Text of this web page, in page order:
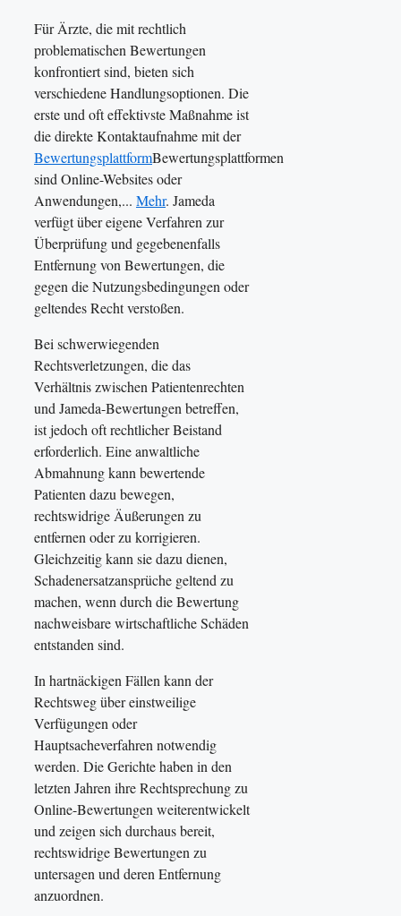
Für Ärzte, die mit rechtlich
problematischen Bewertungen
konfrontiert sind, bieten sich
verschiedene Handlungsoptionen. Die
erste und oft effektivste Maßnahme ist
die direkte Kontaktaufnahme mit der
BewertungsplattformBewertungsplattformen
sind Online-Websites oder
Anwendungen,... Mehr. Jameda
verfügt über eigene Verfahren zur
Überprüfung und gegebenenfalls
Entfernung von Bewertungen, die
gegen die Nutzungsbedingungen oder
geltendes Recht verstoßen.
Bei schwerwiegenden
Rechtsverletzungen, die das
Verhältnis zwischen Patientenrechten
und Jameda-Bewertungen betreffen,
ist jedoch oft rechtlicher Beistand
erforderlich. Eine anwaltliche
Abmahnung kann bewertende
Patienten dazu bewegen,
rechtswidrige Äußerungen zu
entfernen oder zu korrigieren.
Gleichzeitig kann sie dazu dienen,
Schadenersatzansprüche geltend zu
machen, wenn durch die Bewertung
nachweisbare wirtschaftliche Schäden
entstanden sind.
In hartnäckigen Fällen kann der
Rechtsweg über einstweilige
Verfügungen oder
Hauptsacheverfahren notwendig
werden. Die Gerichte haben in den
letzten Jahren ihre Rechtsprechung zu
Online-Bewertungen weiterentwickelt
und zeigen sich durchaus bereit,
rechtswidrige Bewertungen zu
untersagen und deren Entfernung
anzuordnen.